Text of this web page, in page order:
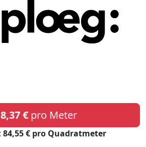
€ pro Meter
84,55 € pro Quadratmeter